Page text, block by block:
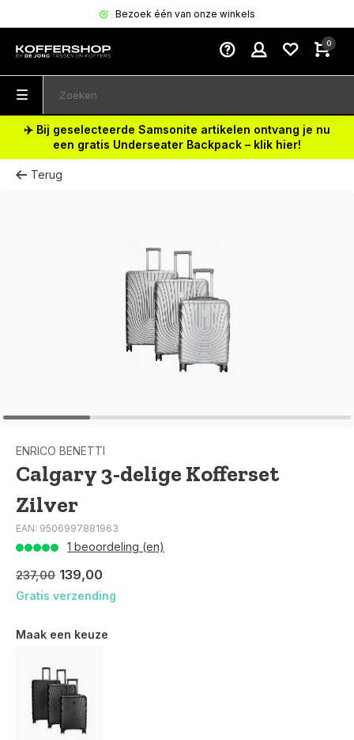
Bezoek één van onze winkels
0
✈️ Bij geselecteerde Samsonite artikelen ontvang je nu
een gratis Underseater Backpack – klik hier!
Terug
ENRICO BENETTI
Calgary 3-delige Kofferset
Zilver
EAN: 9506997881963
1 beoordeling (en)
237,00 139,00
Gratis verzending
Maak een keuze